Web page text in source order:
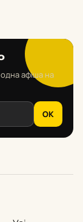
афіша на
OK